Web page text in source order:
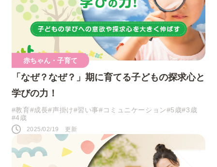
赤ちゃん・子育て
「なぜ？なぜ？」期に育てる子どもの探求心と
学びの力！
#教育#成長#声掛け#習い事#コミュニケーション#5歳#3歳
#4歳
2025/02/19 更新